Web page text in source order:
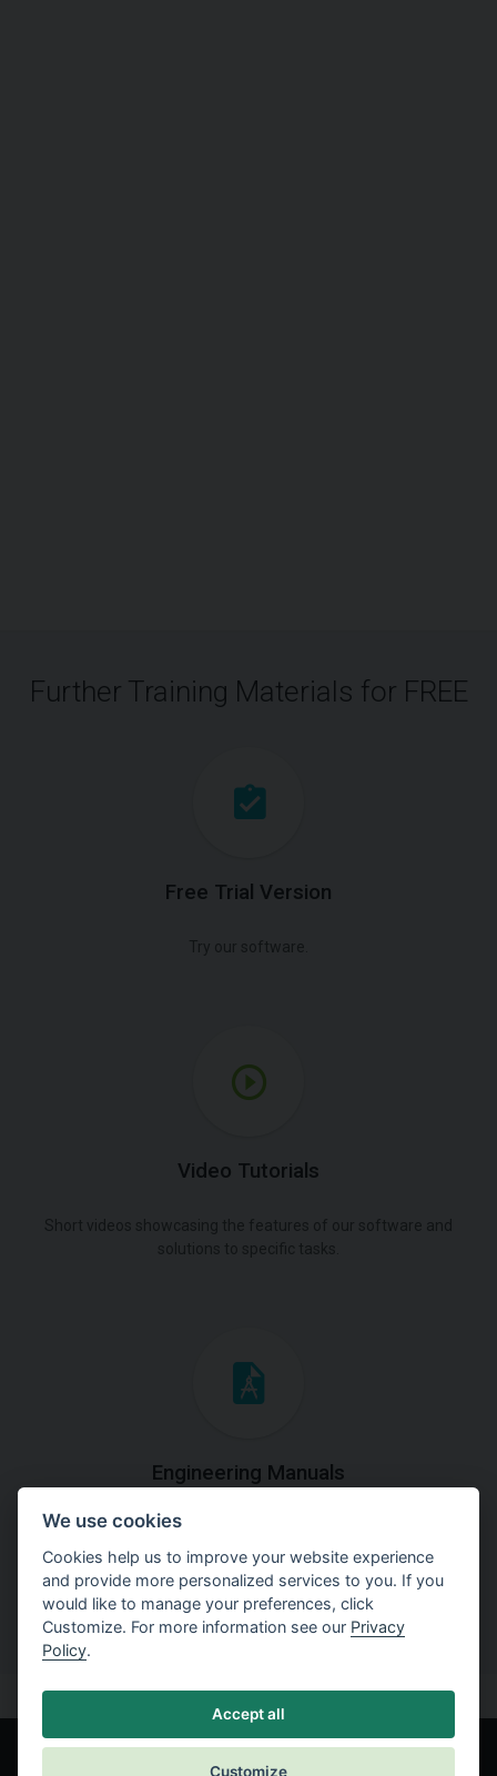
Further Training Materials for FREE
Free Trial Version
Video Tutorials
Engineering Manuals
Step by steps guides on how
to solve a specific tasks.
We use cookies
Cookies help us to improve your website experience
and provide more personalized services to you. If you
would like to manage your preferences, click
Customize. For more information see our Privacy
Policy.
Accept all
Customize